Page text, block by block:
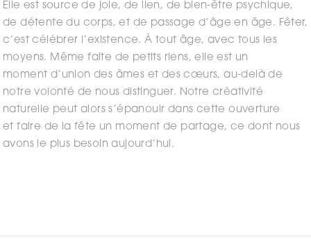
Elle est source de joie, de lien, de bien-être psychique,
de détente du corps, et de passage d’âge en âge. Fêter,
c’est célébrer l’existence. À tout âge, avec tous les
moyens. Même faite de petits riens, elle est un
moment d’union des âmes et des cœurs, au-delà de
notre volonté de nous distinguer. Notre créativité
naturelle peut alors s’épanouir dans cette ouverture
et faire de la fête un moment de partage, ce dont nous
avons le plus besoin aujourd’hui.